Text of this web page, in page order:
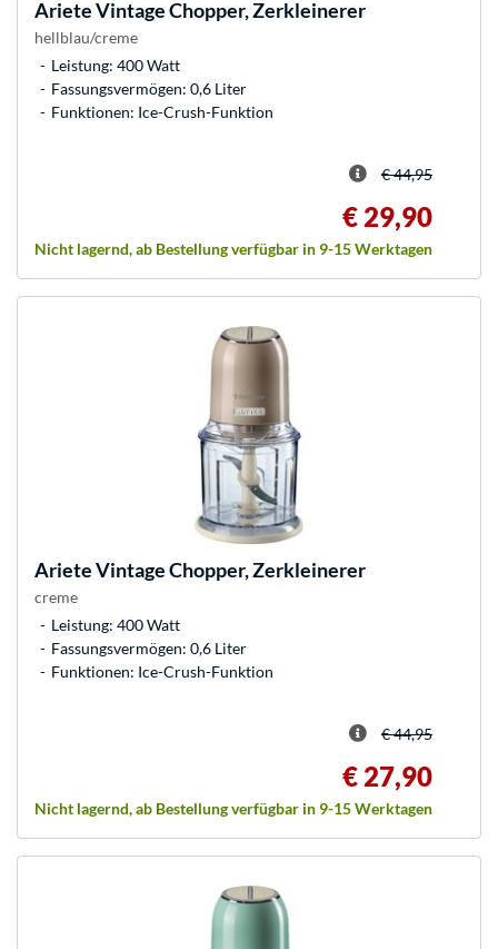
ArieteVintage Chopper, Zerkleinerer
hellblau/creme
Leistung: 400 Watt
Fassungsvermögen: 0,6 Liter
Funktionen: Ice-Crush-Funktion
€ 44,95
€ 29,90
Nicht lagernd, ab Bestellung verfügbar in 9-15 Werktagen
ArieteVintage Chopper, Zerkleinerer
creme
Leistung: 400 Watt
Fassungsvermögen: 0,6 Liter
Funktionen: Ice-Crush-Funktion
€ 44,95
€ 27,90
Nicht lagernd, ab Bestellung verfügbar in 9-15 Werktagen